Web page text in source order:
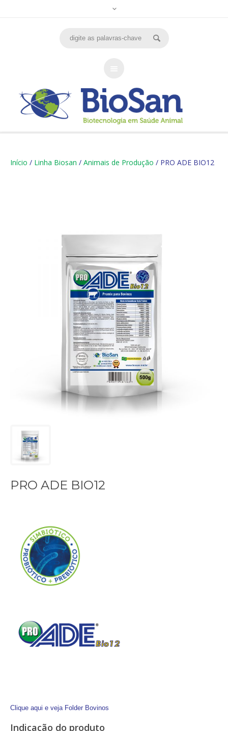
Início / Linha Biosan / Animais de Produção / PRO ADE BIO12
PRO ADE BIO12
Clique aqui e veja Folder Bovinos
Indicação do produto